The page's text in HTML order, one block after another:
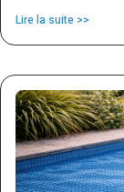
Lire la suite >>